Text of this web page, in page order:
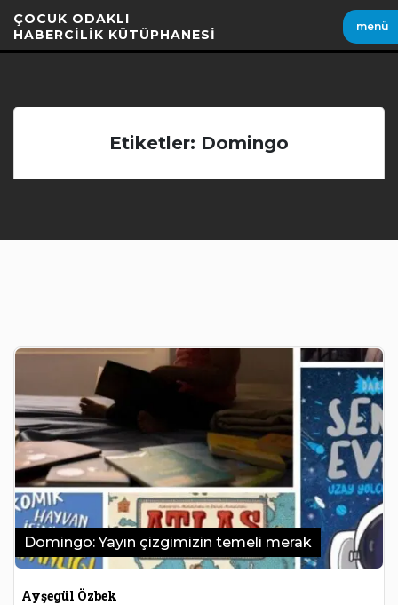
Geç
ÇOCUK ODAKLI
HABERCİLİK KÜTÜPHANESİ
menü
Etiketler: Domingo
Domingo: Yayın çizgimizin temeli merak
Ayşegül Özbek